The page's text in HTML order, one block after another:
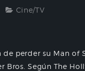
Cine/TV
de perder su Man
Bros. Según The